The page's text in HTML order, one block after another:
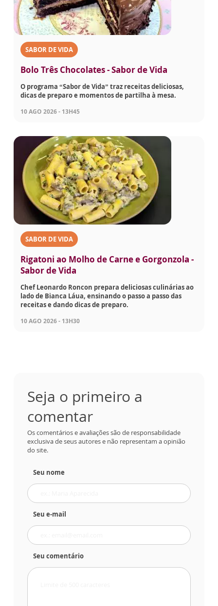
SABOR DE VIDA
Bolo Três Chocolates - Sabor de Vida
O programa “Sabor de Vida” traz receitas deliciosas,
dicas de preparo e momentos de partilha à mesa.
10 AGO 2026 - 13H45
SABOR DE VIDA
Rigatoni ao Molho de Carne e Gorgonzola -
Sabor de Vida
Chef Leonardo Roncon prepara deliciosas culinárias ao
lado de Bianca Láua, ensinando o passo a passo das
receitas e dando dicas de preparo.
10 AGO 2026 - 13H30
Seja o primeiro a
comentar
Os comentários e avaliações são de responsabilidade
exclusiva de seus autores e não representam a opinião
do site.
Seu nome
Seu e-mail
Seu comentário